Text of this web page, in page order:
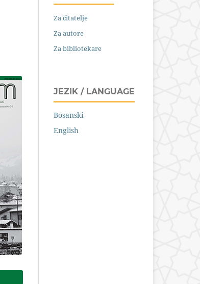
Za čitatelje
Za autore
Za bibliotekare
JEZIK / LANGUAGE
Bosanski
English